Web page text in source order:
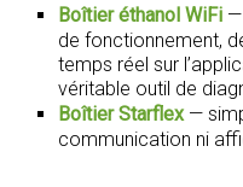
Boîtier éthanol WiFi
de fonctionnement,
temps réel sur
véritable outil de
Boîtier Starflex—
communication ni